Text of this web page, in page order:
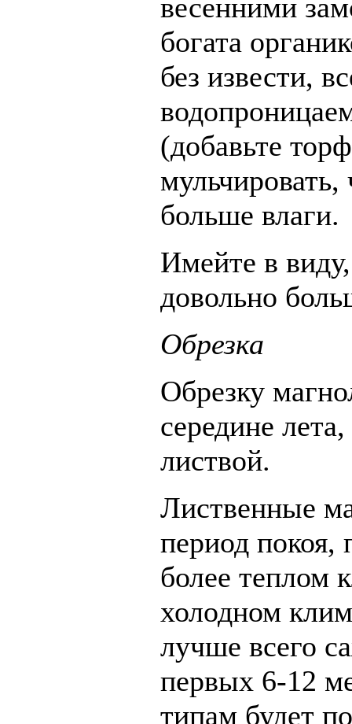
весенними
богата
без извести,
(добавьте
больше влаги.
Имейте в
довольно
Обрезка
Обрезку
середине
листвой.
Лиственные
период покоя,
более теплом
холодном
лучше всего
первых 6-12
типам будет